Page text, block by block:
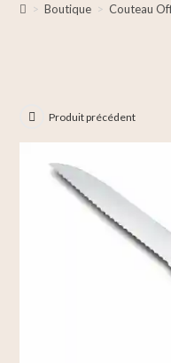
> Boutique > Couteau
Produit précédent